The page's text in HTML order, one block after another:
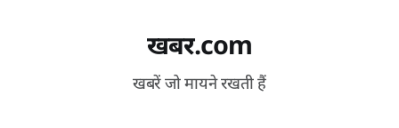
खबर.com
खबरें जो मायने रखती हैं